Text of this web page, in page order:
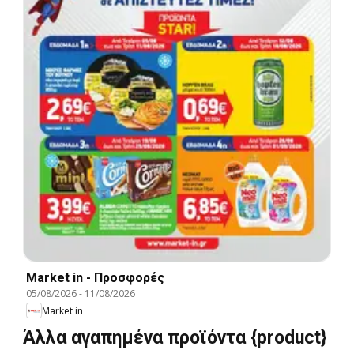
Market in - Προσφορές
05/08/2026- 11/08/2026
Market in
Άλλα αγαπημένα προϊόντα {product}